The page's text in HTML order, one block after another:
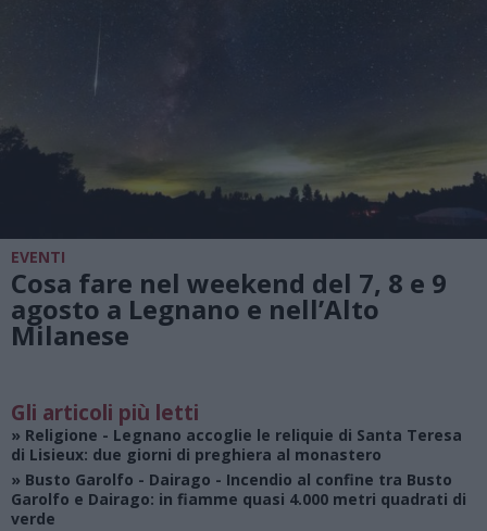
EVENTI
Cosa fare nel weekend del 7, 8 e 9
agosto a Legnano e nell’Alto
Milanese
Gli articoli più letti
» Religione - Legnano accoglie le reliquie di Santa Teresa
di Lisieux: due giorni di preghiera al monastero
» Busto Garolfo - Dairago - Incendio al confine tra Busto
Garolfo e Dairago: in fiamme quasi 4.000 metri quadrati di
verde